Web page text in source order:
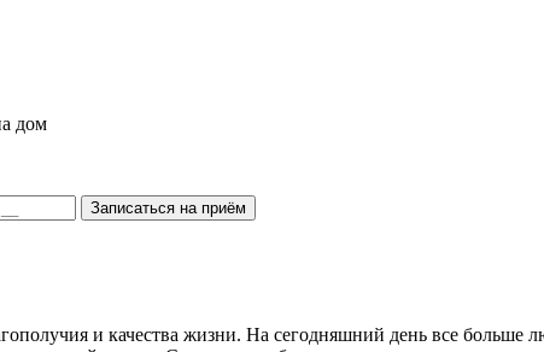
дом
Записаться на приём
и качества жизни. На сегодняшний день все больше